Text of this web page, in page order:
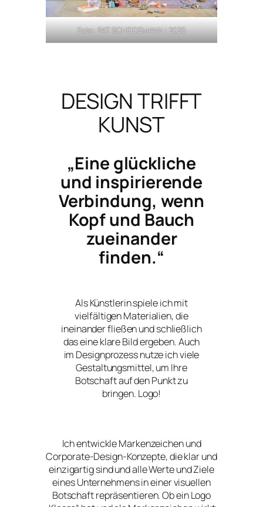
Foto: PAT SCHEIDEMANN | 2025
DESIGN TRIFFT
KUNST
„Eine glückliche
und inspirierende
Verbindung, wenn
Kopf und Bauch
zueinander
finden.“
Als Künstlerin spiele ich mit
vielfältigen Materialien, die
ineinander fließen und schließlich
das eine klare Bild ergeben. Auch
im Designprozess nutze ich viele
Gestaltungsmittel, um Ihre
Botschaft auf den Punkt zu
bringen. Logo!
Ich entwickle Markenzeichen und
Corporate-Design-Konzepte, die klar und
einzigartig sind und alle Werte und Ziele
eines Unternehmens in einer visuellen
Botschaft repräsentieren. Ob ein Logo